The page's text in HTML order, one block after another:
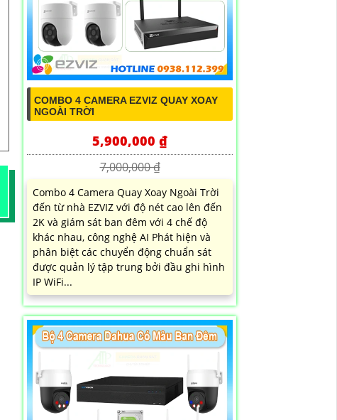
COMBO 4 CAMERA EZVIZ QUAY XOAY
NGOÀI TRỜI
5,900,000 ₫
7,000,000 ₫
Combo 4 Camera Quay Xoay Ngoài Trời
đến từ nhà EZVIZ với độ nét cao lên đến
2K và giám sát ban đêm với 4 chế độ
khác nhau, công nghệ AI Phát hiện và
phân biệt các chuyển động chuẩn sát
được quản lý tập trung bởi đầu ghi hình
IP WiFi...